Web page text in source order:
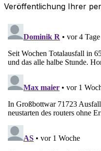
Veröffentlichung Ihrer